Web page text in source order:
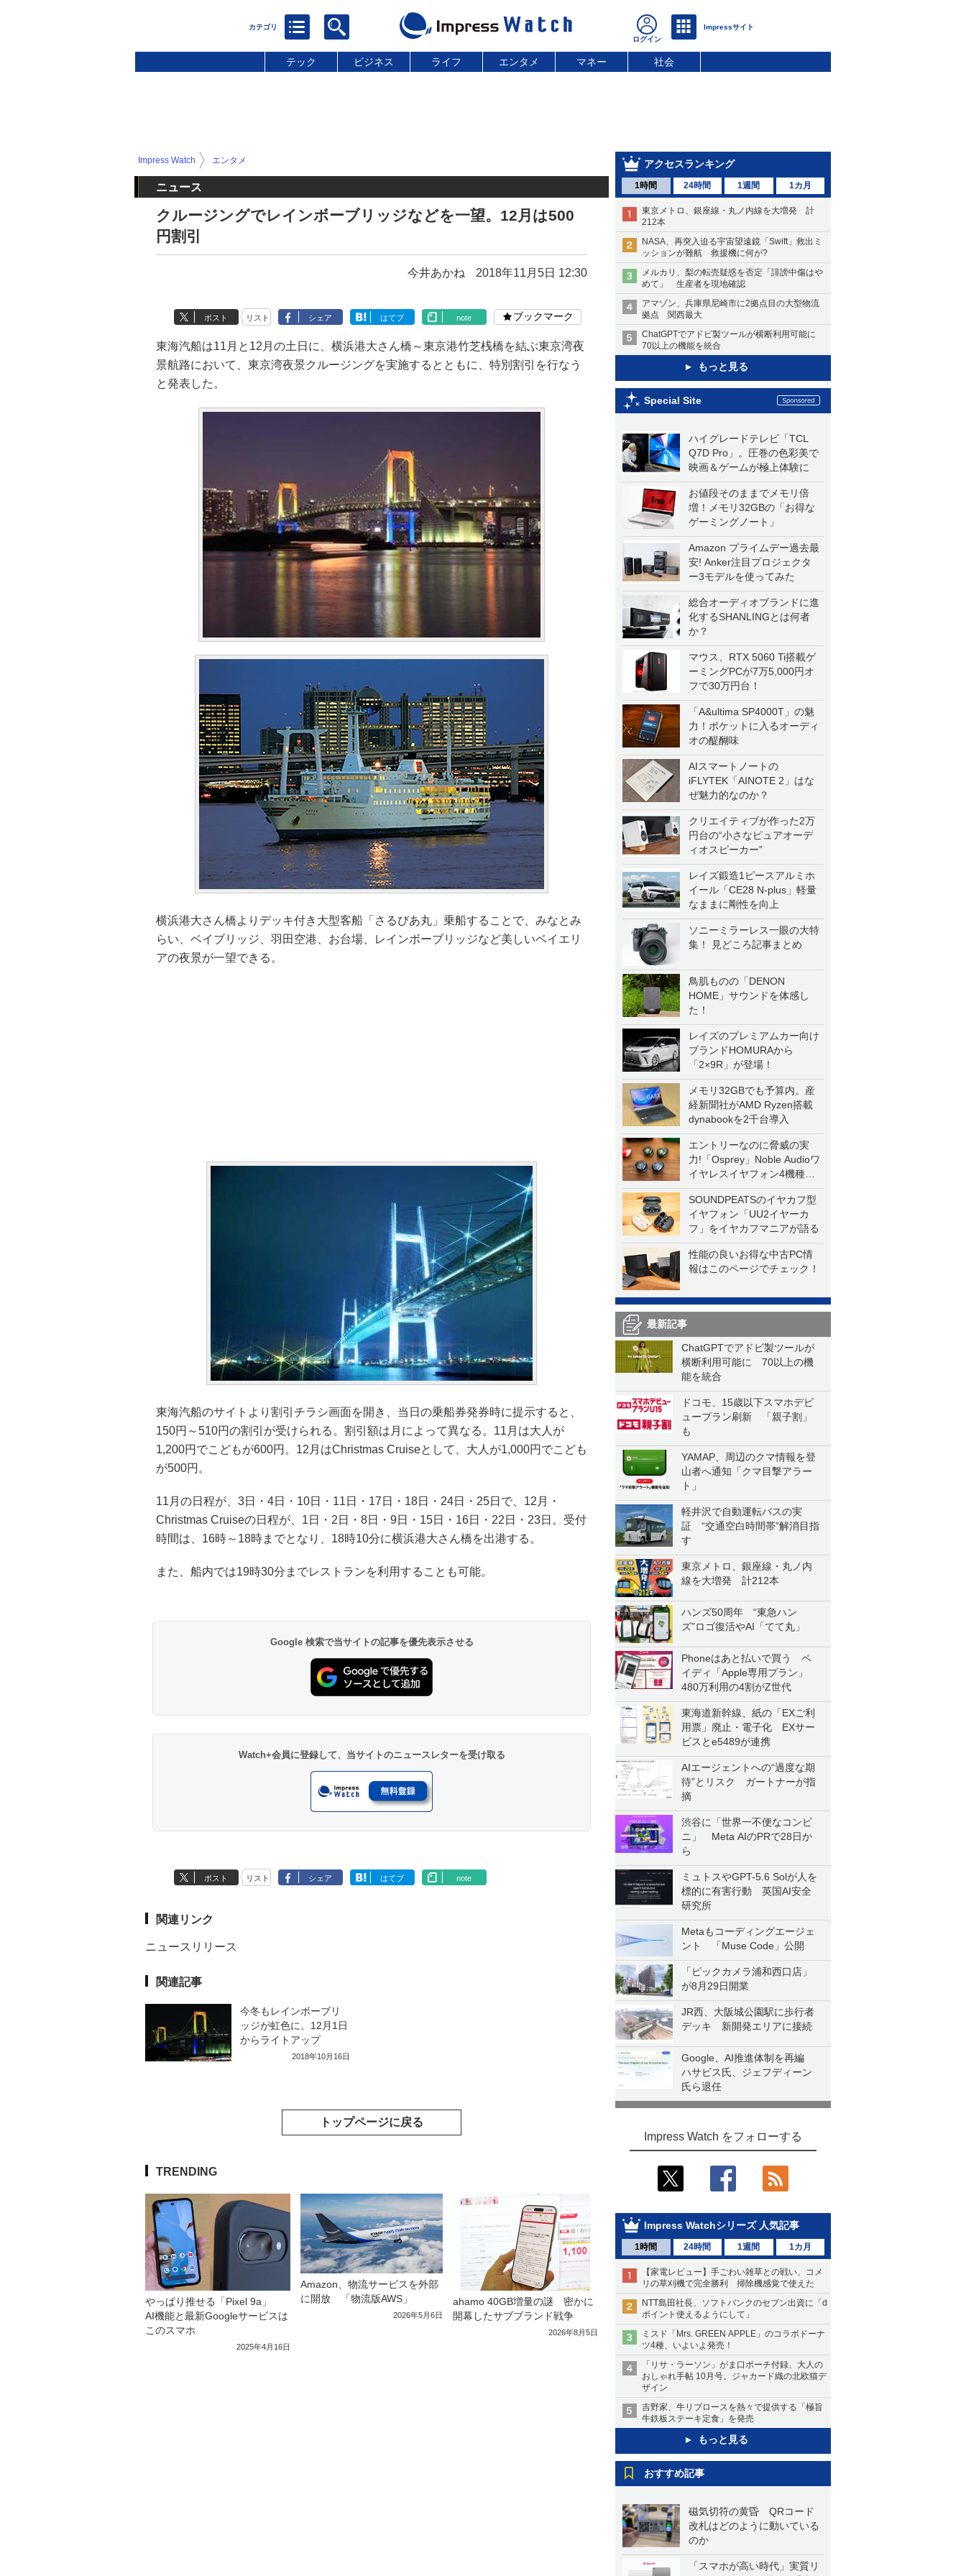
テック ビジネス ライフ エンタメ マネー 社会
アクセスランキング
1時間 24時間 1週間 1カ月
東京メトロ、銀座線・丸ノ内線を大増発 計
212本
NASA、再突入迫る宇宙望遠鏡「Swift」救出ミ
ッションが難航 救援機に何が?
メルカリ、梨の転売疑惑を否定「誹謗中傷はや
めて」 生産者を現地確認
アマゾン、兵庫県尼崎市に2拠点目の大型物流
拠点 関西最大
ChatGPTでアドビ製ツールが横断利用可能に
70以上の機能を統合
もっと見る
Special Site
ハイグレードテレビ「TCL
Q7D Pro」。圧巻の色彩美で
映画＆ゲームが極上体験に
お値段そのままでメモリ倍
増！メモリ32GBの「お得な
ゲーミングノート」
Amazon プライムデー過去最
安! Anker注目プロジェクタ
ー3モデルを使ってみた
総合オーディオブランドに進
化するSHANLINGとは何者
か？
マウス、RTX 5060 Ti搭載ゲ
ーミングPCが7万5,000円オ
フで30万円台！
「A&ultima SP4000T」の魅
力！ポケットに入るオーディ
オの醍醐味
AIスマートノートの
iFLYTEK「AINOTE 2」はな
ぜ魅力的なのか？
クリエイティブが作った2万
円台の“小さなピュアオーデ
ィオスピーカー”
レイズ鍛造1ピースアルミホ
イール「CE28 N-plus」軽量
なままに剛性を向上
ソニーミラーレス一眼の大特
集！ 見どころ記事まとめ
鳥肌ものの「DENON
HOME」サウンドを体感し
た！
レイズのプレミアムカー向け
ブランドHOMURAから
「2×9R」が登場！
メモリ32GBでも予算内。産
経新聞社がAMD Ryzen搭載
dynabookを2千台導入
エントリーなのに脅威の実
力!「Osprey」Noble Audioワ
イヤレスイヤフォン4機種を
一気に聴く
SOUNDPEATSのイヤカフ型
イヤフォン「UU2イヤーカ
フ」をイヤカフマニアが語る
性能の良いお得な中古PC情
報はこのページでチェック！
最新記事
ChatGPTでアドビ製ツールが
横断利用可能に 70以上の機
能を統合
ドコモ、15歳以下スマホデビ
ュープラン刷新 「親子割」
も
YAMAP、周辺のクマ情報を登
山者へ通知「クマ目撃アラー
ト」
軽井沢で自動運転バスの実
証 “交通空白時間帯”解消目指
す
東京メトロ、銀座線・丸ノ内
線を大増発 計212本
ハンズ50周年 “東急ハン
ズ”ロゴ復活やAI「てて丸」
Phoneはあと払いで買う ペ
イディ「Apple専用プラン」
480万利用の4割がZ世代
東海道新幹線、紙の「EXご利
用票」廃止・電子化 EXサー
ビスとe5489が連携
AIエージェントへの“過度な期
待”とリスク ガートナーが指
摘
渋谷に「世界一不便なコンビ
ニ」 Meta AIのPRで28日か
ら
ミュトスやGPT-5.6 Solが人を
標的に有害行動 英国AI安全
研究所
Metaもコーディングエージェ
ント 「Muse Code」公開
「ビックカメラ浦和西口店」
が8月29日開業
JR西、大阪城公園駅に歩行者
デッキ 新開発エリアに接続
Google、AI推進体制を再編
ハサビス氏、ジェフディーン
氏ら退任
Impress Watch をフォローする
Impress Watchシリーズ 人気記事
1時間 24時間 1週間 1カ月
【家電レビュー】手ごわい雑草との戦い、コメ
リの草刈機で完全勝利 掃除機感覚で使えた
NTT島田社長、ソフトバンクのセブン出資に「d
ポイント使えるようにして」
ミスド「Mrs. GREEN APPLE」のコラボドーナ
ツ4種、いよいよ発売！
「リサ・ラーソン」がま口ポーチ付録、大人の
おしゃれ手帖 10月号。ジャカード織の北欧猫デ
ザイン
吉野家、牛リブロースを熱々で提供する「極旨
牛鉄板ステーキ定食」を発売
もっと見る
おすすめ記事
磁気切符の黄昏 QRコード
改札はどのように動いている
のか
「スマホが高い時代」実質リ
Impress Watch エンタメ
ニュース
クルージングでレインボーブリッジなどを一望。12月は500
円割引
今井あかね 2018年11月5日 12:30
ポスト リスト シェア はてブ note ブックマーク
東海汽船は11月と12月の土日に、横浜港大さん橋～東京港竹芝桟橋を結ぶ東京湾夜
景航路において、東京湾夜景クルージングを実施するとともに、特別割引を行なう
と発表した。
横浜港大さん橋よりデッキ付き大型客船「さるびあ丸」乗船することで、みなとみ
らい、ベイブリッジ、羽田空港、お台場、レインボーブリッジなど美しいベイエリ
アの夜景が一望できる。
東海汽船のサイトより割引チラシ画面を開き、当日の乗船券発券時に提示すると、
150円～510円の割引が受けられる。割引額は月によって異なる。11月は大人が
1,200円でこどもが600円。12月はChristmas Cruiseとして、大人が1,000円でこども
が500円。
11月の日程が、3日・4日・10日・11日・17日・18日・24日・25日で、12月・
Christmas Cruiseの日程が、1日・2日・8日・9日・15日・16日・22日・23日。受付
時間は、16時～18時までとなり、18時10分に横浜港大さん橋を出港する。
また、船内では19時30分までレストランを利用することも可能。
Google 検索で当サイトの記事を優先表示させる
Watch+会員に登録して、当サイトのニュースレターを受け取る
ポスト リスト シェア はてブ note
関連リンク
ニュースリリース
関連記事
今冬もレインボーブリ
ッジが虹色に。12月1日
からライトアップ
2018年10月16日
トップページに戻る
TRENDING
やっぱり推せる「Pixel 9a」
AI機能と最新Googleサービスは
このスマホ
2025年4月16日
Amazon、物流サービスを外部
に開放 「物流版AWS」
2026年5月6日
ahamo 40GB増量の謎 密かに
開幕したサブブランド戦争
2026年8月5日